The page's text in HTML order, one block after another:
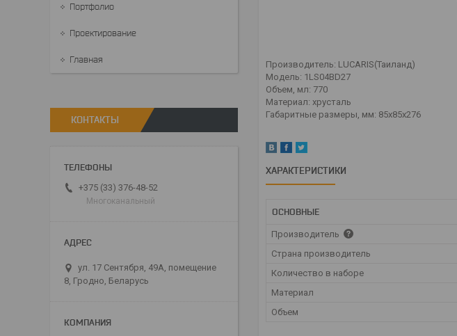
Производитель: LUCARIS(Таиланд)
Модель: 1LS04BD27
Объем, мл: 770
Материал: хрусталь
Габаритные размеры, мм: 85х85х276
ХАРАКТЕРИСТИКИ
ОСНОВНЫЕ
Производитель
Страна производитель
Количество в наборе
Материал
Объем
Портфолио
Проектирование
Главная
КОНТАКТЫ
+375 (33) 376-48-52
Многоканальный
ул. 17 Сентября, 49А, помещение
8, Гродно, Беларусь